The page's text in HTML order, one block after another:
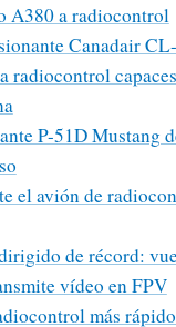
A380 a radiocontrol
Canadair
radiocontrol
P-51D Mustang
el avión de
de récord:
vídeo en FPV
más